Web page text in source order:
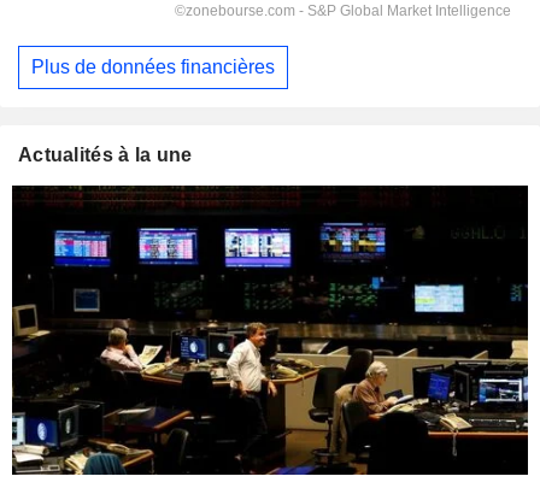
Plus de données financières
Actualités à la une